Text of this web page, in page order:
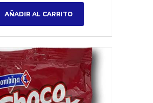
AÑADIR AL CARRITO